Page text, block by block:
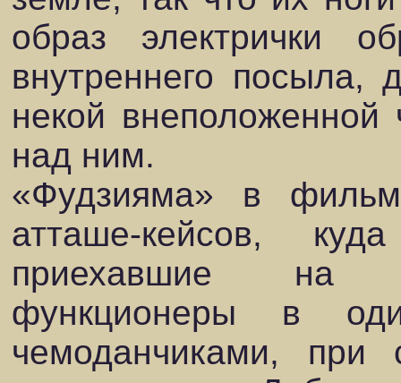
образ электрички
внутреннего посыла,
некой
над ним.
«Фудзияма» в
атташе-кейсов,
приехавшие на
функционеры в
чемоданчиками, при